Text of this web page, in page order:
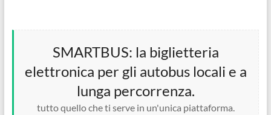
SMARTBUS: la biglietteria
elettronica per gli autobus locali e a
lunga percorrenza.
tutto quello che ti serve in un'unica piattaforma.